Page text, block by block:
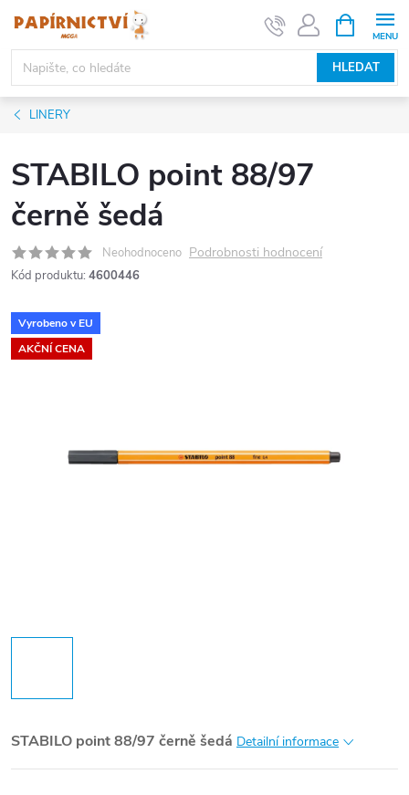
obsah
HLEDAT
NÁKUPNÍ
KOŠÍK
LINERY
STABILO point 88/97
černě šedá
Neohodnoceno Podrobnosti hodnocení
Kód produktu: 4600446
Vyrobeno v EU
AKČNÍ CENA
STABILO point 88/97 černě šedá Detailní informace